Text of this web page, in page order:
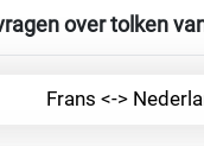
over tolken
Frans <->